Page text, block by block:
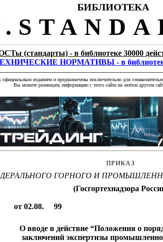
БИБЛИОТЕКА
(стандарты) - в библиотеке 30000
НОРМАТИВЫ - в библиотеке
изданием и предназначены исключительно для
Вы можете размещать информацию с этого сайта на любом другом
ПРИКАЗ
ГОРНОГО И
(Госгортехнадзора
от 02.08. 99
О вводе в действие “Положения о
заключений экспертизы